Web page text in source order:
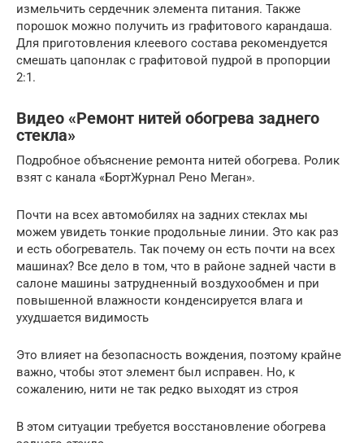
измельчить сердечник элемента питания. Также
порошок можно получить из графитового карандаша.
Для приготовления клеевого состава рекомендуется
смешать цапонлак с графитовой пудрой в пропорции
2:1.
Видео «Ремонт нитей обогрева заднего
стекла»
Подробное объяснение ремонта нитей обогрева. Ролик
взят с канала «БортЖурнал Рено Меган».
Почти на всех автомобилях на задних стеклах мы
можем увидеть тонкие продольные линии. Это как раз
и есть обогреватель. Так почему он есть почти на всех
машинах? Все дело в том, что в районе задней части в
салоне машины затрудненный воздухообмен и при
повышенной влажности конденсируется влага и
ухудшается видимость
Это влияет на безопасность вождения, поэтому крайне
важно, чтобы этот элемент был исправен. Но, к
сожалению, нити не так редко выходят из строя
В этом ситуации требуется восстановление обогрева